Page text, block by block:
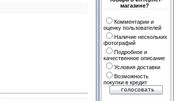
магазине?
Комментарии и
оценку пользователей
Наличие нескольких
фотографий
Подробное и
качественное описание
Условия доставки
Возможность
покупки в кредит